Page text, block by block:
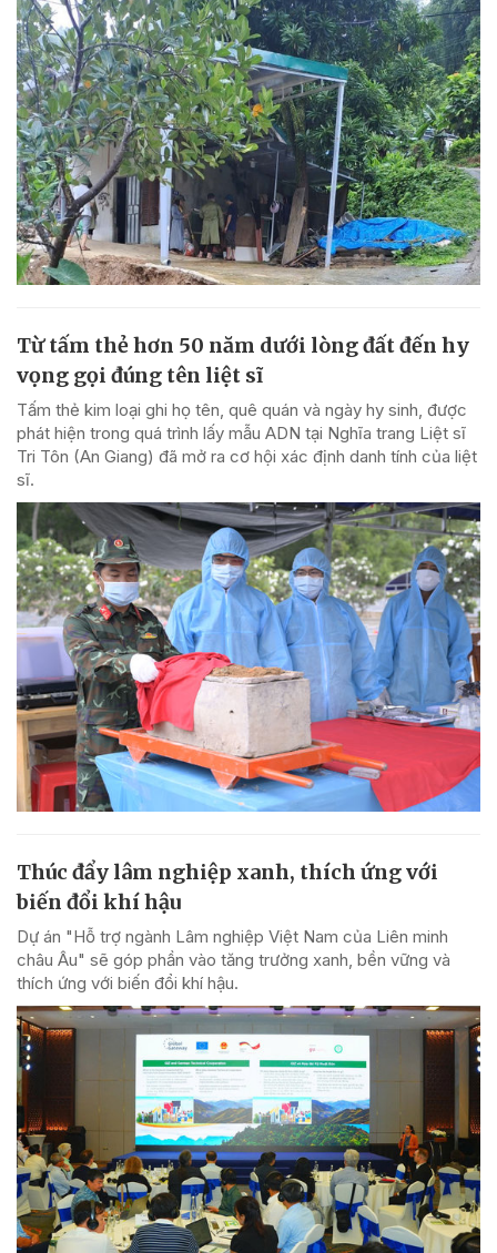
Từ tấm thẻ hơn 50 năm dưới lòng đất đến hy
vọng gọi đúng tên liệt sĩ
Tấm thẻ kim loại ghi họ tên, quê quán và ngày hy sinh, được
phát hiện trong quá trình lấy mẫu ADN tại Nghĩa trang Liệt sĩ
Tri Tôn (An Giang) đã mở ra cơ hội xác định danh tính của liệt
sĩ.
Thúc đẩy lâm nghiệp xanh, thích ứng với
biến đổi khí hậu
Dự án "Hỗ trợ ngành Lâm nghiệp Việt Nam của Liên minh
châu Âu" sẽ góp phần vào tăng trưởng xanh, bền vững và
thích ứng với biến đổi khí hậu.